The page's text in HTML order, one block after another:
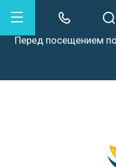
Перед посещением